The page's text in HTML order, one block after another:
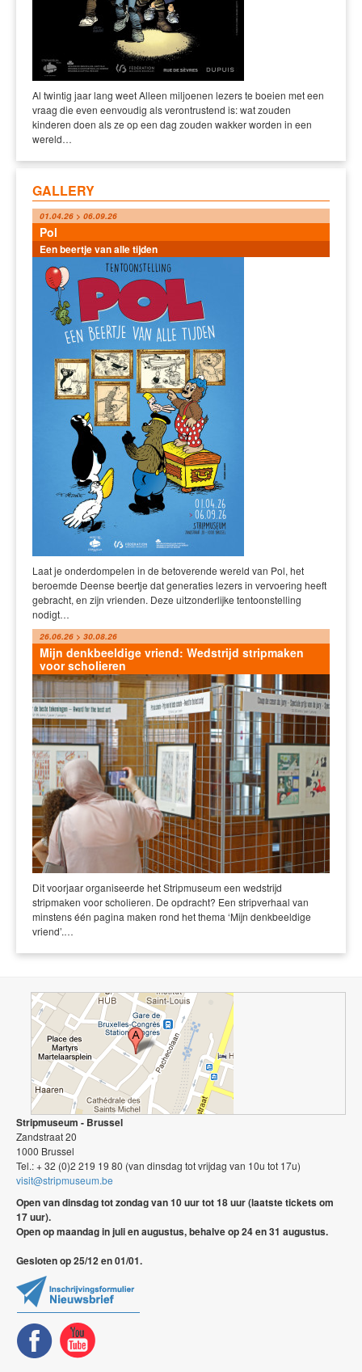
Al twintig jaar lang weet Alleen miljoenen lezers te boeien met een
vraag die even eenvoudig als verontrustend is: wat zouden
kinderen doen als ze op een dag zouden wakker worden in een
wereld…
GALLERY
01.04.26 > 06.09.26
Pol
Een beertje van alle tijden
Laat je onderdompelen in de betoverende wereld van Pol, het
beroemde Deense beertje dat generaties lezers in vervoering heeft
gebracht, en zijn vrienden. Deze uitzonderlijke tentoonstelling
nodigt…
26.06.26 > 30.08.26
Mijn denkbeeldige vriend: Wedstrijd stripmaken
voor scholieren
Dit voorjaar organiseerde het Stripmuseum een wedstrijd
stripmaken voor scholieren. De opdracht? Een stripverhaal van
minstens één pagina maken rond het thema ‘Mijn denkbeeldige
vriend’.…
Stripmuseum - Brussel
Zandstraat 20
1000 Brussel
Tel.: + 32 (0)2 219 19 80 (van dinsdag tot vrijdag van 10u tot 17u)
visit@stripmuseum.be
Open van dinsdag tot zondag van 10 uur tot 18 uur (laatste tickets om
17 uur).
Open op maandag in juli en augustus, behalve op 24 en 31 augustus.
Gesloten op 25/12 en 01/01.